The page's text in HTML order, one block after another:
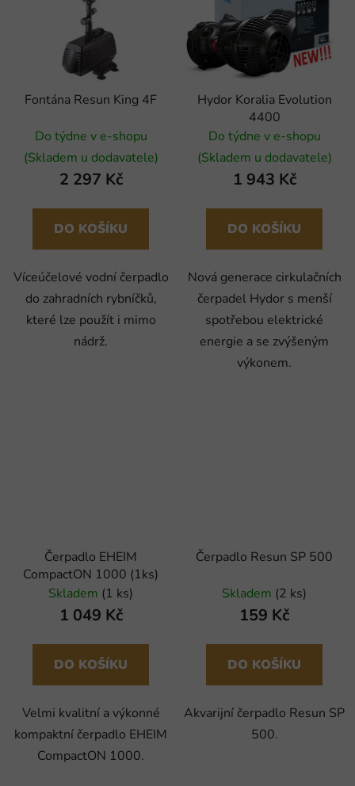
Fontána Resun King 4F
Do týdne v e-shopu
(Skladem u dodavatele)
2 297 Kč
DO KOŠÍKU
Víceúčelové vodní čerpadlo
do zahradních rybníčků,
které lze použít i mimo
nádrž.
Hydor Koralia Evolution
4400
Do týdne v e-shopu
(Skladem u dodavatele)
1 943 Kč
DO KOŠÍKU
Nová generace cirkulačních
čerpadel Hydor s menší
spotřebou elektrické
energie a se zvýšeným
výkonem.
Čerpadlo EHEIM
CompactON 1000 (1ks)
Skladem (1 ks)
1 049 Kč
DO KOŠÍKU
Velmi kvalitní a výkonné
kompaktní čerpadlo EHEIM
CompactON 1000.
Čerpadlo Resun SP 500
Skladem (2 ks)
159 Kč
DO KOŠÍKU
Akvarijní čerpadlo Resun SP
500.